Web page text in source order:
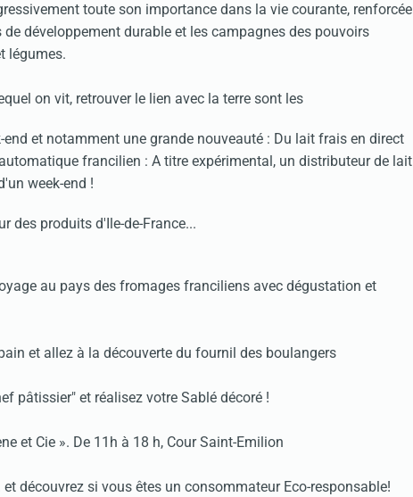
toute son importance dans la vie courante, renforcée
développement durable et les campagnes des pouvoirs
légumes.
on vit, retrouver le lien avec la terre sont les
et notamment une grande nouveauté : Du lait frais en direct
francilien : A titre expérimental, un distributeur de lait
week-end !
des produits d'Ile-de-France...
au pays des fromages franciliens avec dégustation et
et allez à la découverte du fournil des boulangers
pâtissier" et réalisez votre Sablé décoré !
et Cie ». De 11h à 18 h, Cour Saint-Emilion
découvrez si vous êtes un consommateur Eco-responsable!